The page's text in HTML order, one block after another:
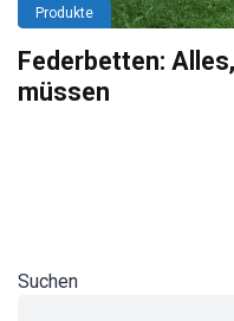
Produkte
Federbetten:
müssen
Suchen